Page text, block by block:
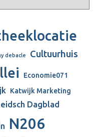
debacle Cultuurhuis
Economie071
Katwijk Marketing
Dagblad
N206